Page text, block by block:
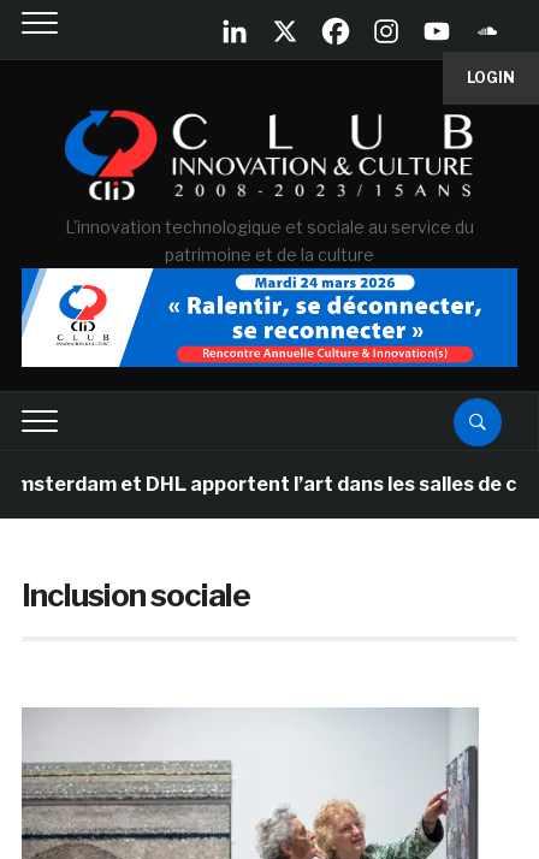
LOGIN
L'innovation technologique et sociale au service du
patrimoine et de la culture
et DHL apportent l’art dans les salles de classe des
Inclusion sociale